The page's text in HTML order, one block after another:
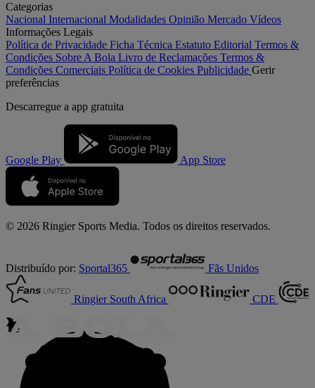
Categorias
Nacional Internacional Modalidades Opinião Mercado Vídeos
Informações Legais
Política de Privacidade Ficha Técnica Estatuto Editorial Termos &
Condições Sobre A Bola Livro de Reclamações Termos &
Condições Comerciais Política de Cookies Publicidade Gerir
preferências
Descarregue a app gratuita
Google Play App Store
© 2026 Ringier Sports Media. Todos os direitos reservados.
Distribuído por: Sportal365 Fãs Unidos
Ringier South Africa CDE